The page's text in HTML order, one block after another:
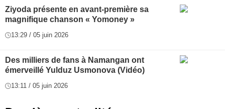
Ziyoda présente en avant-première sa
magnifique chanson « Yomoney »
13:29 / 05 juin 2026
Des milliers de fans à Namangan ont
émerveillé Yulduz Usmonova (Vidéo)
13:11 / 05 juin 2026